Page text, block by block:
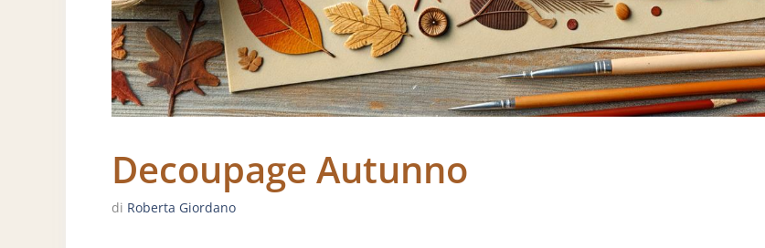
Decoupage Autunno
di Roberta Giordano